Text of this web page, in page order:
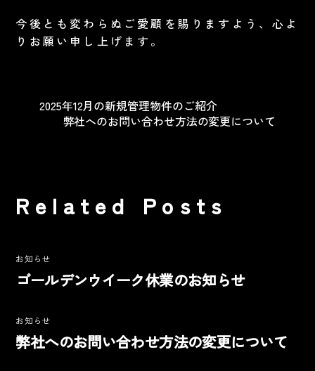
今後とも変わらぬご愛顧を賜りますよう、心よ
りお願い申し上げます。
2025年12月の新規管理物件のご紹介
弊社へのお問い合わせ方法の変更について
Related Posts
お知らせ
ゴールデンウイーク休業のお知らせ
お知らせ
弊社へのお問い合わせ方法の変更について